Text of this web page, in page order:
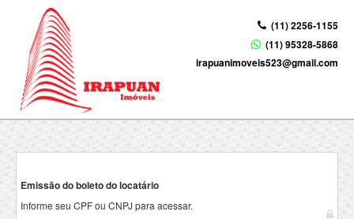
(11) 2256-1155
(11) 95328-5868
irapuanimoveis523@gmail.com
Emissão do boleto do locatário
Informe seu CPF ou CNPJ para acessar.